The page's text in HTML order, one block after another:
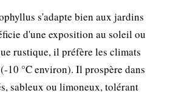
s'adapte bien aux jardins
d'une exposition au soleil ou
rustique, il préfère les climats
10 °C environ). Il prospère dans
sableux ou limoneux, tolérant